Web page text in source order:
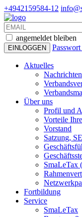
+4942159584-12
angemeldet bleiben
Passwort
Aktuelles
Nachrichten
Über uns
Profil und
Vorteile
Vorstand
Satzung,
SmaLeTax
Fortbildung
Service
SmaLeTax